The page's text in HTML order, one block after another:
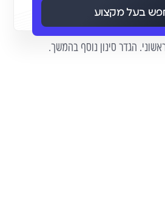
בעל מקצוע
הגדר סינון נוסף בהמשך.